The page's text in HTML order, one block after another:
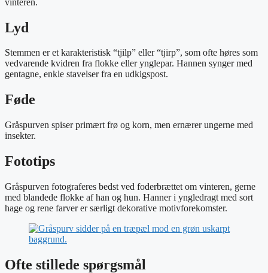
Lyd
Stemmen er et karakteristisk “tjilp” eller “tjirp”, som ofte høres som
vedvarende kvidren fra flokke eller ynglepar. Hannen synger med
gentagne, enkle stavelser fra en udkigspost.
Føde
Gråspurven spiser primært frø og korn, men ernærer ungerne med
insekter.
Fototips
Gråspurven fotograferes bedst ved foderbrættet om vinteren, gerne
med blandede flokke af han og hun. Hanner i yngledragt med sort
hage og rene farver er særligt dekorative motivforekomster.
Ofte stillede spørgsmål